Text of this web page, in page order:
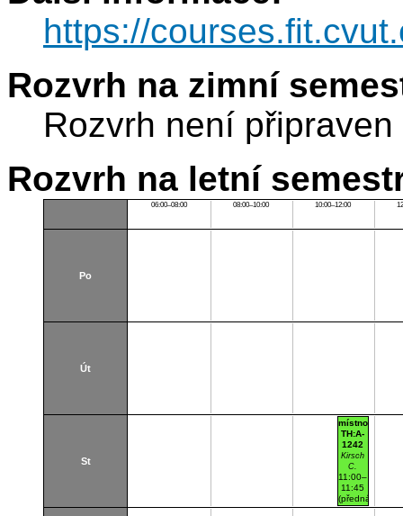
https://
Rozvrh na zimní
Rozvrh není připraven
Rozvrh na letní
06:00–08:00 08:00–10:00 10:00–12:00
Po
Út
St
místnost
TH:A-
1242
Kirsch
C.
11:00–
11:45
(přednášková
par. 1